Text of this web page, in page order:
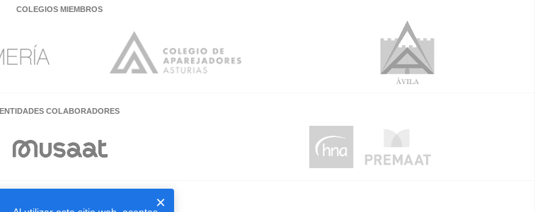
COLEGIOS MIEMBROS
ENTIDADES COLABORADORES
×